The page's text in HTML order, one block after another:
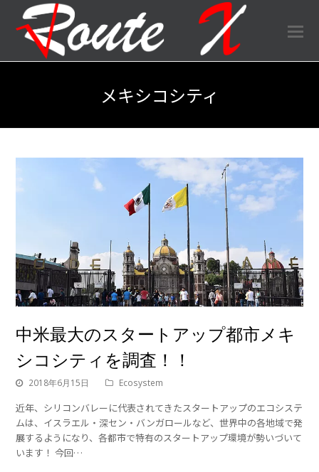
メキシコシティ
中米最大のスタートアップ都市メキ
シコシティを調査！！
2018年6月15日 Ecosystem
近年、シリコンバレーに代表されてきたスタートアップのエコシステ
ムは、イスラエル・深セン・バンガロールなど、世界中の各地域で発
展するようになり、各都市で特有のスタートアップ環境が勢いづいて
います！ 今回…